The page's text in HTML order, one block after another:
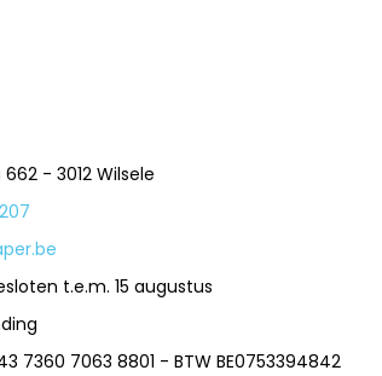
- 3012 Wilsele
t.e.m. 15 augustus
7360 7063 8801 - BTW BE0753394842